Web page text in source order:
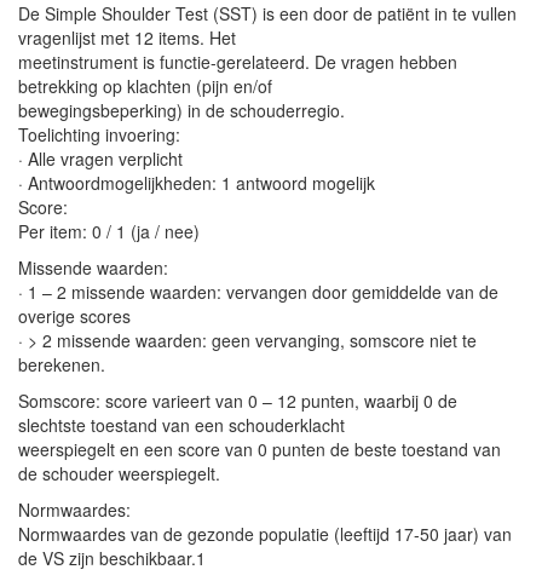
De Simple Shoulder Test (SST) is een door de patiënt in te vullen
vragenlijst met 12 items. Het
meetinstrument is functie-gerelateerd. De vragen hebben
betrekking op klachten (pijn en/of
bewegingsbeperking) in de schouderregio.
Toelichting invoering:
· Alle vragen verplicht
· Antwoordmogelijkheden: 1 antwoord mogelijk
Score:
Per item: 0 / 1 (ja / nee)
Missende waarden:
· 1 – 2 missende waarden: vervangen door gemiddelde van de
overige scores
· > 2 missende waarden: geen vervanging, somscore niet te
berekenen.
Somscore: score varieert van 0 – 12 punten, waarbij 0 de
slechtste toestand van een schouderklacht
weerspiegelt en een score van 0 punten de beste toestand van
de schouder weerspiegelt.
Normwaardes:
Normwaardes van de gezonde populatie (leeftijd 17-50 jaar) van
de VS zijn beschikbaar.1